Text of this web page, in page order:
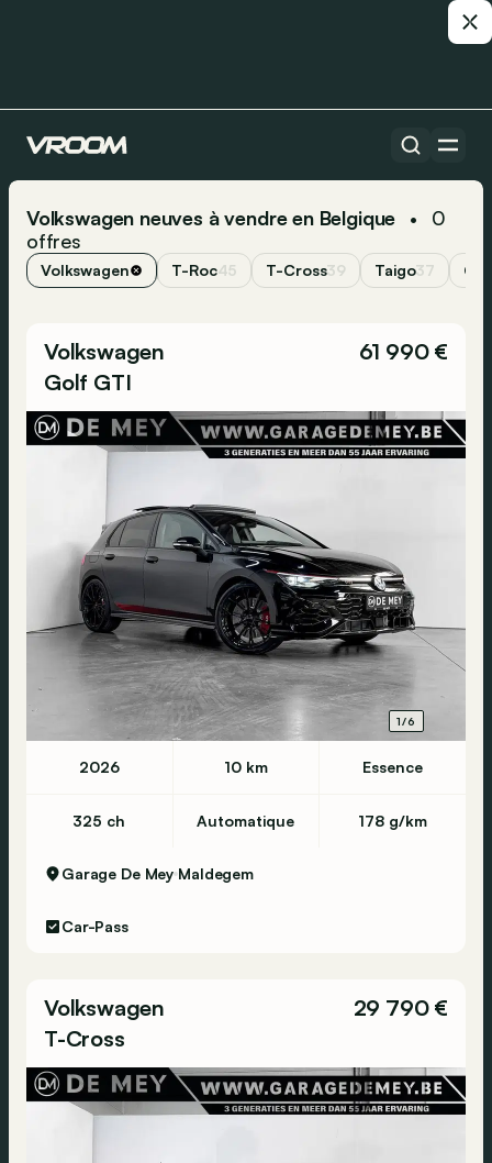
Volkswagen neuves à vendre en Belgique •
0
offres
Volkswagen T-Roc45 T-Cross39 Taigo37
Volkswagen
Golf GTI
61 990 €
1/6
2026 10 km Essence
325 ch Automatique 178 g/km
Garage De Mey Maldegem
Car-Pass
Volkswagen
T-Cross
29 790 €